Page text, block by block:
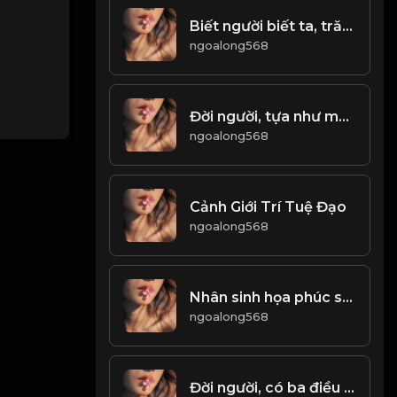
Biết người biết ta, trăm trận không nguy! & Đạo
ngoalong568
Đời người, tựa như một vở kịch! Đạo
ngoalong568
Cảnh Giới Trí Tuệ Đạo
ngoalong568
Nhân sinh họa phúc song hành, có thể gặp trùng lặp! Đạo
ngoalong568
Đời người, có ba điều cần phải tránh xa! Đạo